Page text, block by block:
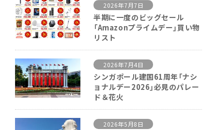
2026年7月7日
半期に一度のビッグセール
「Amazonプライムデー」買い物
リスト
2026年7月4日
シンガポール建国61周年「ナシ
ョナルデー2026」必見のパレー
ド＆花火
2026年5月8日